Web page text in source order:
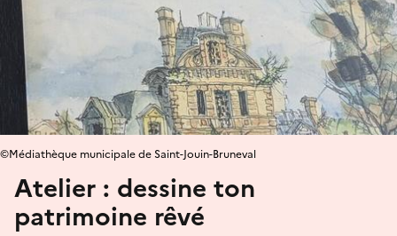
Atelier : dessine ton
patrimoine rêvé
©Médiathèque municipale de Saint-Jouin-Bruneval